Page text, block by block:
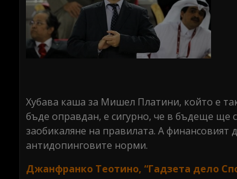
Хубава каша за Мишел Платини, който е
бъде оправдан, е сигурно, че в бъдеще ще
заобикаляне на правилата. А финансовият
антидопинговите норми.
Джанфранко Теотино, “Гадзета дело